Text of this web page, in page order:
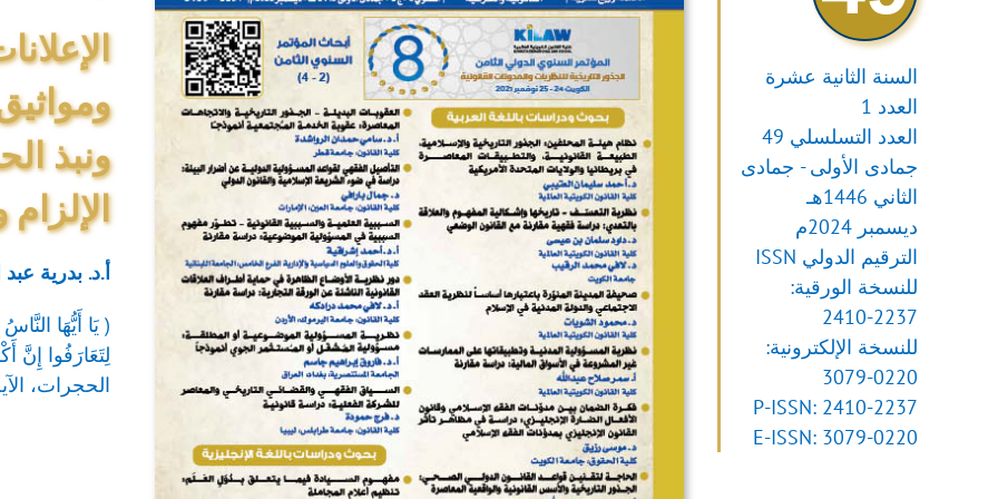
ونبذ
الإلزام
أ.د. بدرية
( يَا أَيُّهَا
لِتَعَارَفُوا إِنَّ
الحجرات،
السنة الثانية عشرة
العدد 1
العدد التسلسلي 49
جمادى الأولى - جمادى
الثاني 1446هـ
ديسمبر 2024م
الترقيم الدولي ISSN
للنسخة الورقية:
2410-2237
للنسخة الإلكترونية:
3079-0220
P-ISSN: 2410-2237
E-ISSN: 3079-0220